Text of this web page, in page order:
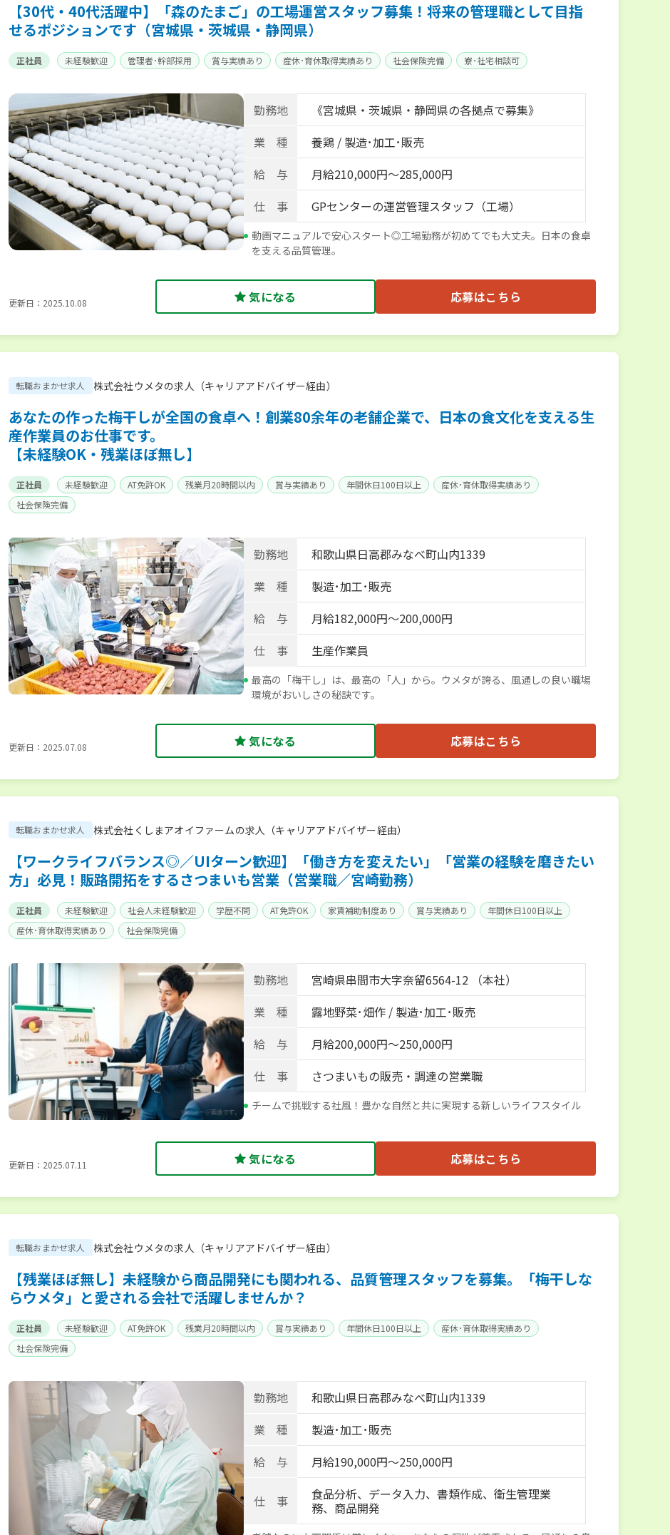
【30代・40代活躍中】「森のたまご」の工場運営スタッフ募集！将来の管理職として目指
せるポジションです（宮城県・茨城県・静岡県）
正社員 未経験歓迎 管理者･幹部採用 賞与実績あり 産休･育休取得実績あり 社会保険完備 寮･社宅相談可
勤務地
《宮城県・茨城県・静岡県の各拠点で募集》
業 種
養鶏 / 製造･加工･販売
給 与
月給210,000円～285,000円
仕 事
GPセンターの運営管理スタッフ（工場）
動画マニュアルで安心スタート◎工場勤務が初めてでも大丈夫。日本の食卓
を支える品質管理。
更新日：2025.10.08 気になる 応募はこちら
転職おまかせ求人 株式会社ウメタの求人（キャリアアドバイザー経由）
あなたの作った梅干しが全国の食卓へ！創業80余年の老舗企業で、日本の食文化を支える生
産作業員のお仕事です。
【未経験OK・残業ほぼ無し】
正社員 未経験歓迎 AT免許OK 残業月20時間以内 賞与実績あり 年間休日100日以上
産休･育休取得実績あり
社会保険完備
勤務地
和歌山県日高郡みなべ町山内1339
業 種
製造･加工･販売
給 与
月給182,000円～200,000円
仕 事
生産作業員
最高の「梅干し」は、最高の「人」から。ウメタが誇る、風通しの良い職場
環境がおいしさの秘訣です。
更新日：2025.07.08 気になる 応募はこちら
転職おまかせ求人 株式会社くしまアオイファームの求人（キャリアアドバイザー経由）
【ワークライフバランス◎／UIターン歓迎】「働き方を変えたい」「営業の経験を磨きたい
方」必見！販路開拓をするさつまいも営業（営業職／宮崎勤務）
正社員 未経験歓迎 社会人未経験歓迎 学歴不問 AT免許OK 家賃補助制度あり 賞与実績あり
年間休日100日以上
産休･育休取得実績あり
社会保険完備
勤務地
宮崎県串間市大字奈留6564-12 （本社）
業 種
露地野菜･畑作 / 製造･加工･販売
給 与
月給200,000円～250,000円
仕 事
さつまいもの販売・調達の営業職
チームで挑戦する社風！豊かな自然と共に実現する新しいライフスタイル
更新日：2025.07.11 気になる 応募はこちら
転職おまかせ求人 株式会社ウメタの求人（キャリアアドバイザー経由）
【残業ほぼ無し】未経験から商品開発にも関われる、品質管理スタッフを募集。「梅干しな
らウメタ」と愛される会社で活躍しませんか？
正社員 未経験歓迎 AT免許OK 残業月20時間以内 賞与実績あり 年間休日100日以上
産休･育休取得実績あり
社会保険完備
勤務地
和歌山県日高郡みなべ町山内1339
業 種
製造･加工･販売
給 与
月給190,000円～250,000円
仕 事
食品分析、データ入力、書類作成、衛生管理業
務、商品開発